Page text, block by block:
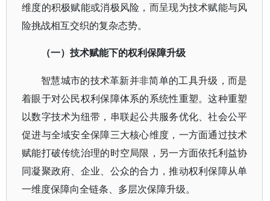
维度的积极赋能或消极风险，而呈现为技术赋能与风
险挑战相互交织的复杂态势。
（一）技术赋能下的权利保障升级
智慧城市的技术革新并非简单的工具升级，而是
着眼于对公民权利保障体系的系统性重塑。这种重塑
以数字技术为纽带，串联起公共服务优化、社会公平
促进与全域安全保障三大核心维度，一方面通过技术
赋能打破传统治理的时空局限，另一方面依托利益协
同凝聚政府、企业、公众的合力，推动权利保障从单
一维度保障向全链条、多层次保障升级。